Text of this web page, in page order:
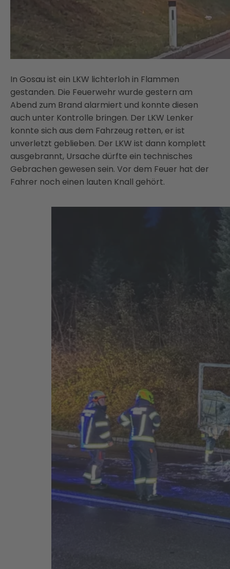
In Gosau ist ein LKW lichterloh in Flammen
gestanden. Die Feuerwehr wurde gestern am
Abend zum Brand alarmiert und konnte diesen
auch unter Kontrolle bringen. Der LKW Lenker
konnte sich aus dem Fahrzeug retten, er ist
unverletzt geblieben. Der LKW ist dann komplett
ausgebrannt, Ursache dürfte ein technisches
Gebrachen gewesen sein. Vor dem Feuer hat der
Fahrer noch einen lauten Knall gehört.